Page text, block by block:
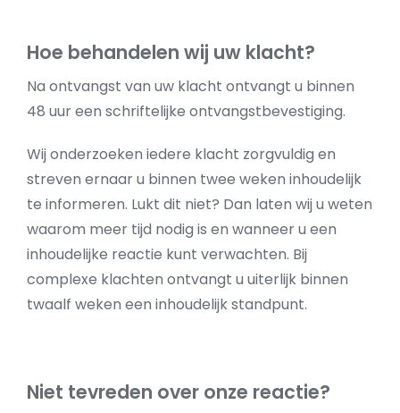
Hoe behandelen wij uw klacht?
Na ontvangst van uw klacht ontvangt u binnen
48 uur een schriftelijke ontvangstbevestiging.
Wij onderzoeken iedere klacht zorgvuldig en
streven ernaar u binnen twee weken inhoudelijk
te informeren. Lukt dit niet? Dan laten wij u weten
waarom meer tijd nodig is en wanneer u een
inhoudelijke reactie kunt verwachten. Bij
complexe klachten ontvangt u uiterlijk binnen
twaalf weken een inhoudelijk standpunt.
Niet tevreden over onze reactie?